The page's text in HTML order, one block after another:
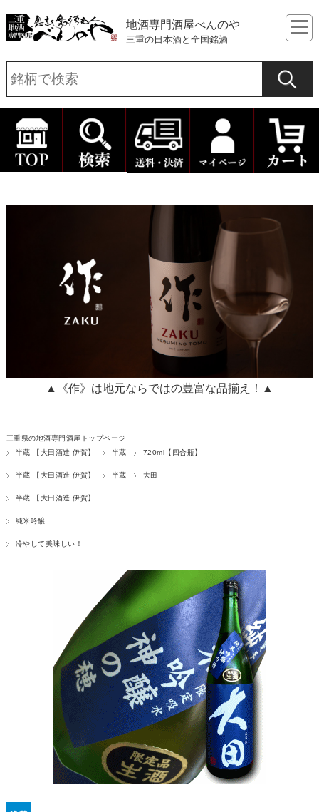
地酒専門酒屋べんのや
三重の日本酒と全国銘酒
▲《作》は地元ならではの豊富な品揃え！▲
三重県の地酒専門酒屋トップページ
半蔵 【大田酒造 伊賀】
半蔵 720ml【四合瓶】
半蔵 【大田酒造 伊賀】 半蔵 大田
半蔵 【大田酒造 伊賀】
純米吟醸
冷やして美味しい！